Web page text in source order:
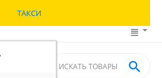
ТАКСИ
